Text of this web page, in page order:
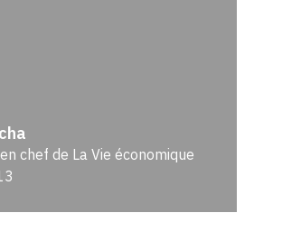
chef de La Vie économique